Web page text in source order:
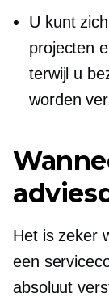
U kunt
projecten
terwijl u
worden
Het is zeker
een
absoluut